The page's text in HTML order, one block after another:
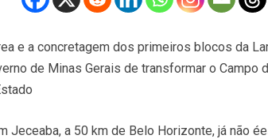
e a concretagem dos primeiros blocos da
de Minas Gerais de transformar o Campo
Jeceaba, a 50 km de Belo Horizonte, já não